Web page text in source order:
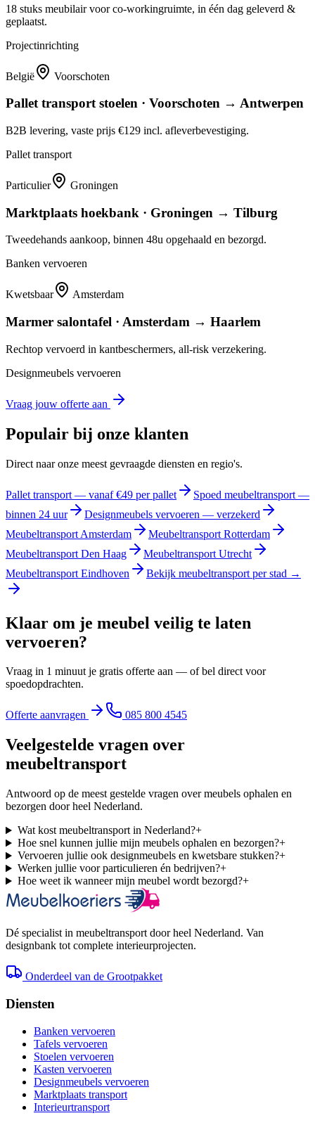
18 stuks meubilair voor co-workingruimte, in één dag geleverd &
geplaatst.
Projectinrichting
België Voorschoten
Pallet transport stoelen · Voorschoten → Antwerpen
B2B levering, vaste prijs €129 incl. afleverbevestiging.
Pallet transport
Particulier Groningen
Marktplaats hoekbank · Groningen → Tilburg
Tweedehands aankoop, binnen 48u opgehaald en bezorgd.
Banken vervoeren
Kwetsbaar Amsterdam
Marmer salontafel · Amsterdam → Haarlem
Rechtop vervoerd in kantbeschermers, all-risk verzekering.
Designmeubels vervoeren
Vraag jouw offerte aan
Populair bij onze klanten
Direct naar onze meest gevraagde diensten en regio's.
Pallet transport — vanaf €49 per pallet
Spoed meubeltransport —
binnen 24 uur
Designmeubels vervoeren — verzekerd
Meubeltransport Amsterdam
Meubeltransport Rotterdam
Meubeltransport Den Haag
Meubeltransport Utrecht
Meubeltransport Eindhoven
Bekijk meubeltransport per stad →
Klaar om je meubel veilig te laten
vervoeren?
Vraag in 1 minuut je gratis offerte aan — of bel direct voor
spoedopdrachten.
Offerte aanvragen 085 800 4545
Veelgestelde vragen over
meubeltransport
Antwoord op de meest gestelde vragen over meubels ophalen en
bezorgen door heel Nederland.
Wat kost meubeltransport in Nederland?+
Hoe snel kunnen jullie mijn meubels ophalen en bezorgen?+
Vervoeren jullie ook designmeubels en kwetsbare stukken?+
Werken jullie voor particulieren én bedrijven?+
Hoe weet ik wanneer mijn meubel wordt bezorgd?+
Dé specialist in meubeltransport door heel Nederland. Van
designbank tot complete interieurprojecten.
Onderdeel van de Grootpakket
Diensten
Banken vervoeren
Tafels vervoeren
Stoelen vervoeren
Kasten vervoeren
Designmeubels vervoeren
Marktplaats transport
Interieurtransport